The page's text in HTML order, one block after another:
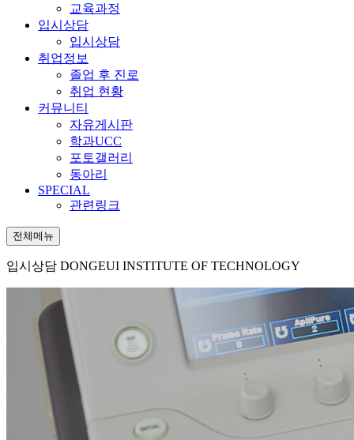
교육과정
입시상담
입시상담
취업정보
졸업 후 진로
취업 현황
커뮤니티
자유게시판
학과UCC
포토갤러리
동아리
SPECIAL
관련링크
전체메뉴
입시상담 DONGEUI INSTITUTE OF TECHNOLOGY